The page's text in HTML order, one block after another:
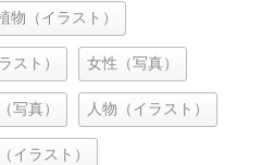
物（イラスト）
スト） 女性（写真）
写真） 人物（イラスト）
イラスト）